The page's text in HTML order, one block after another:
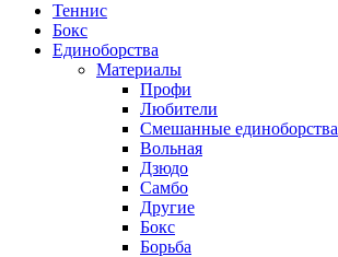
Теннис
Бокс
Единоборства
Материалы
Профи
Любители
Смешанные единоборства
Вольная
Дзюдо
Самбо
Другие
Бокс
Борьба